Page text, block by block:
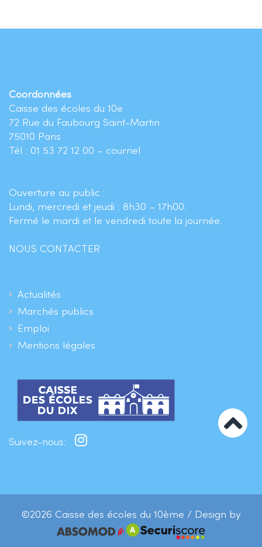
Coordonnées
Caisse des écoles du 10e
72 Rue du Faubourg Saint-Martin
75010 Paris
Tél : 01 53 72 12 00 – courriel
Ouverture au public :
Lundi, mercredi et jeudi : 8h30 – 17h00.
Fermé le mardi et le vendredi toute la journée.
NOUS CONTACTER
Actualités
Marchés publics
Emploi
Mentions légales
Suivez-nous:
©2026 Caisse des écoles du 10ème / Design by